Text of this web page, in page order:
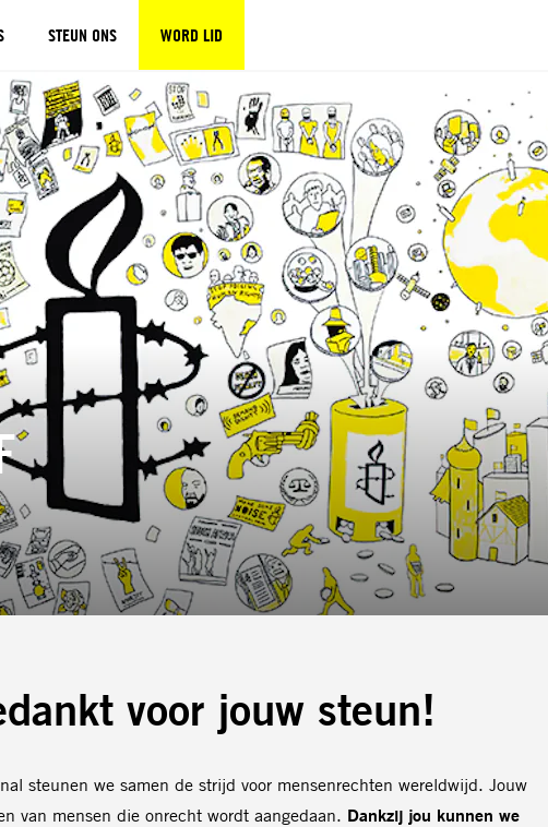
STEUN ONS WORD LID
voor jouw steun!
steunen we samen de strijd voor mensenrechten wereldwijd. Jouw
van mensen die onrecht wordt aangedaan. Dankzij jou kunnen we